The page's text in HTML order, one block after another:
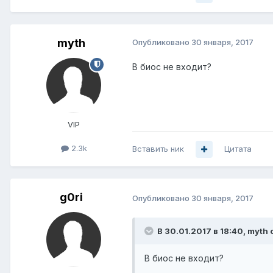
myth
VIP
2.3k
Опубликовано 30 января, 2017
В биос не входит?
Вставить ник Цитата
g0ri Опубликовано 30 января, 2017
В 30.01.2017 в 18:40, myth
В биос не входит?